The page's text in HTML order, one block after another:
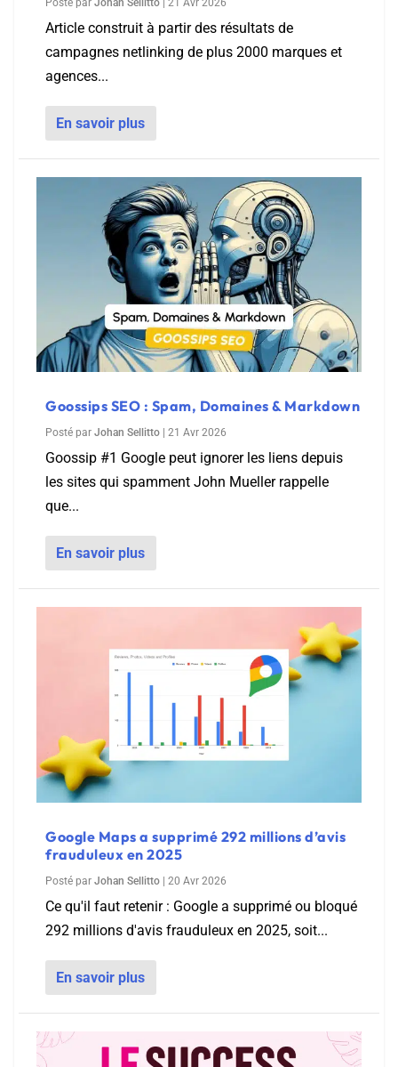
Article construit à partir des résultats de
campagnes netlinking de plus 2000 marques et
agences...
En savoir plus
Goossips SEO : Spam, Domaines & Markdown
Posté par Johan Sellitto 21 Avr 2026
Goossip #1 Google peut ignorer les liens depuis
les sites qui spamment John Mueller rappelle
que...
En savoir plus
Google Maps a supprimé 292 millions d’avis
frauduleux en 2025
Posté par Johan Sellitto | 20 Avr 2026
Ce qu'il faut retenir : Google a supprimé ou bloqué
292 millions d'avis frauduleux en 2025, soit...
En savoir plus